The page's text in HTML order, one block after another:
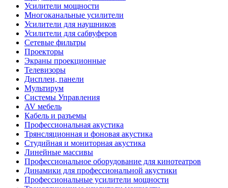
Усилители мощности
Многоканальные усилители
Усилители для наушников
Усилители для сабвуферов
Сетевые фильтры
Проекторы
Экраны проекционные
Телевизоры
Дисплеи, панели
Мультирум
Системы Управления
AV мебель
Кабель и разъемы
Профессиональная акустика
Трянсляционная и фоновая акустика
Студийная и мониторная акустика
Линейные массивы
Профессиональное оборудование для кинотеатров
Динамики для профессиональной акустики
Профессиональные усилители мощности